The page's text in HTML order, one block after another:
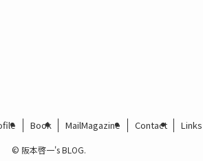
Book MailMagazine Contact Links
© 阪本啓一's BLOG.